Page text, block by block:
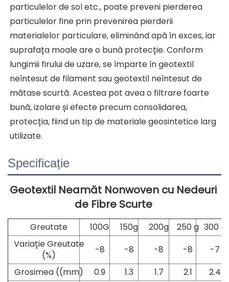
particulelor de sol etc., poate preveni pierderea
particulelor fine prin prevenirea pierderii
materialelor particulare, eliminând apă în exces, iar
suprafața moale are o bună protecție. Conform
lungimii firului de uzare, se împarte în geotextil
neîntesut de filament sau geotextil neîntesut de
mătase scurtă. Acestea pot avea o filtrare foarte
bună, izolare și efecte precum consolidarea,
protecția, fiind un tip de materiale geosintetice larg
utilizate.
Specificație
Geotextil Neamăt Nonwoven cu Nedeuri
de Fibre Scurte
Greutate 100G 150g 200g 250 g 300 g
Variație Greutate
(%)
-8 -8 -8 -8
-7
Grosimea ((mm)
0.9 1.3 1.7 2.1 2.4